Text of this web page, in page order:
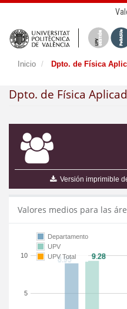
Inicio Dpto. de Física
Dpto. de Física
Versión imprimible
Valores medios para las
5
10
Departamento
UPV
UPV Total